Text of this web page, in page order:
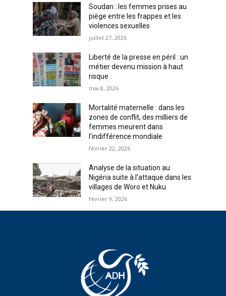
Soudan : les femmes prises au
piège entre les frappes et les
violences sexuelles
juillet 27, 2026
Liberté de la presse en péril : un
métier devenu mission à haut
risque
mai 8, 2026
Mortalité maternelle : dans les
zones de conflit, des milliers de
femmes meurent dans
l’indifférence mondiale
février 22, 2026
Analyse de la situation au
Nigéria suite à l’attaque dans les
villages de Woro et Nuku
février 9, 2026